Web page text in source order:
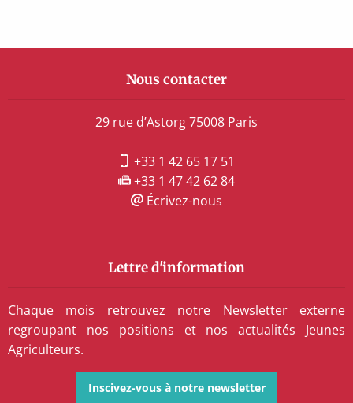
Nous contacter
29 rue d’Astorg 75008 Paris
+33 1 42 65 17 51
+33 1 47 42 62 84
Écrivez-nous
Lettre d'information
Chaque mois retrouvez notre Newsletter externe
regroupant nos positions et nos actualités Jeunes
Agriculteurs.
Inscivez-vous à notre newsletter